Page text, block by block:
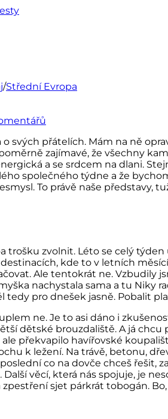
/Střední Evropa
svých přátelích. Mám na ně
zajímavé, že všechny
a se srdcem na dlani.
společného týdne a že
To právě naše představy,
zvolnit. Léto se celý
kde to v letních
Ale tentokrát ne. Vzbudily
nachystala sama a tu Niky
pro dnešek jasně. Pobalit
ne. Je to asi dáno i
dětské brouzdaliště. A já
ale překvapilo havířovské
k ležení. Na trávě, betonu,
co na dovče chceš řešit,
věcí, která nás spojuje, je
sjet párkrát tobogán.